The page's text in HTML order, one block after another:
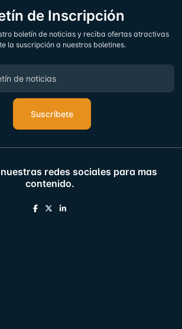
de Inscripción
boletín de noticias y reciba ofertas atractivas
la suscripción a nuestros boletines.
Suscríbete
redes sociales para mas
contenido.